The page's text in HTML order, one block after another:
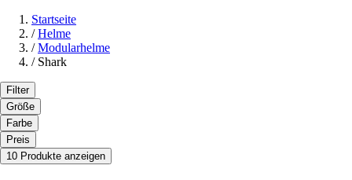
Startseite
/ Helme
/ Modularhelme
/ Shark
Filter
Größe
Farbe
Preis
10 Produkte anzeigen